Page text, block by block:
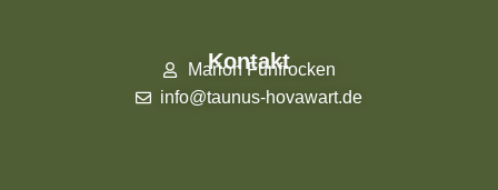
Kontakt
Marion Fünfrocken
info@taunus-hovawart.de